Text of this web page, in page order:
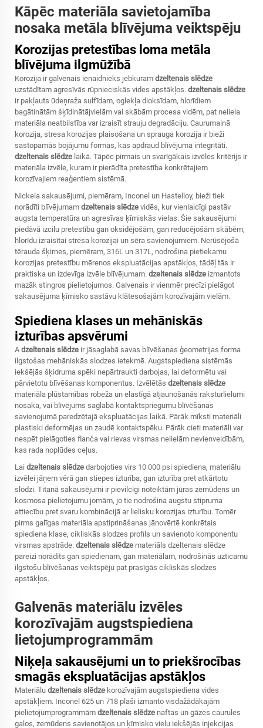
Kāpēc materiāla savietojamība
nosaka metāla blīvējuma veiktspēju
Korozijas pretestības loma metāla
blīvējuma ilgmūžībā
Korozija ir galvenais ienaidnieks jebkuram dzeltenais slēdze
uzstādītam agresīvās rūpnieciskās vides apstākļos. dzeltenais slēdze
ir pakļauts ūdeņraža sulfīdam, oglekļa dioksīdam, hlorīdiem
bagātinātām šķīdinātājvielām vai skābām procesa vidēm, pat neliela
materiāla neatbilstība var izraisīt strauju degradāciju. Caurumainā
korozija, stresa korozijas plaisošana un sprauga korozija ir bieži
sastopamās bojājumu formas, kas apdraud blīvējuma integritāti.
dzeltenais slēdze laikā. Tāpēc pirmais un svarīgākais izvēles kritērijs ir
materiāla izvēle, kuram ir pierādīta pretestība konkrētajiem
korozīvajiem reaģentiem sistēmā.
Nickela sakausējumi, piemēram, Inconel un Hastelloy, bieži tiek
norādīti blīvējumam dzeltenais slēdze vidēs, kur vienlaicīgi pastāv
augsta temperatūra un agresīvas ķīmiskās vielas. Šie sakausējumi
piedāvā izcilu pretestību gan oksidējošām, gan reducējošām skābēm,
hlorīdu izraisītai stresa korozijai un sēra savienojumiem. Nerūsējošā
tērauda šķirnes, piemēram, 316L un 317L, nodrošina pietiekamu
korozijas pretestību mērenos ekspluatācijas apstākļos, tādēļ tās ir
praktiska un izdevīga izvēle blīvējumam. dzeltenais slēdze izmantots
mazāk stingros pielietojumos. Galvenais ir vienmēr precīzi pielāgot
sakausējuma ķīmisko sastāvu klātesošajām korozīvajām vielām.
Spiediena klases un mehāniskās
izturības apsvērumi
A dzeltenais slēdze ir jāsaglabā savas blīvēšanas ģeometrijas forma
ilgstošas mehāniskās slodzes ietekmē. Augstspiediena sistēmās
iekšējās šķidruma spēki nepārtraukti darbojas, lai deformētu vai
pārvietotu blīvēšanas komponentus. Izvēlētās dzeltenais slēdze
materiāla plūstamības robeža un elastīgā atjaunošanās raksturlielumi
nosaka, vai blīvējums saglabā kontaktspriegumu blīvēšanas
savienojumā paredzētajā ekspluatācijas laikā. Pārāk mīksti materiāli
plastiski deformējas un zaudē kontaktspēku. Pārāk cieti materiāli var
nespēt pielāgoties flanča vai rievas virsmas nelielām nevienveidībām,
kas rada noplūdes ceļus.
Lai dzeltenais slēdze darbojoties virs 10 000 psi spiediena, materiālu
izvēlei jāņem vērā gan stiepes izturība, gan izturība pret atkārtotu
slodzi. Titanā sakausējumi ir pievilcīgi noteiktām jūras zemūdens un
kosmosa pielietojumu jomām, jo tie nodrošina augstu stipruma
attiecību pret svaru kombinācijā ar lielisku korozijas izturību. Tomēr
pirms galīgas materiāla apstiprināšanas jānovērtē konkrētais
spiediena klase, cikliskās slodzes profils un savienoto komponentu
virsmas apstrāde. dzeltenais slēdze materiāls dzeltenais slēdze
pareizi norādīts gan spiedienam, gan materiālam, nodrošinās uzticamu
ilgstošu blīvēšanas veiktspēju pat prasīgās cikliskās slodzes
apstākļos.
Galvenās materiālu izvēles
korozīvajām augstspiediena
lietojumprogrammām
Niķeļa sakausējumi un to priekšrocības
smagās ekspluatācijas apstākļos
Materiālu dzeltenais slēdze korozīvajām augstspiediena vides
apstākļiem. Inconel 625 un 718 plaši izmanto visdažādākajām
pielietojumprogrammām dzeltenais slēdze naftas un gāzes caurules
galos, zemūdens savienotājos un ķīmisko vielu iekšējās injekcijas